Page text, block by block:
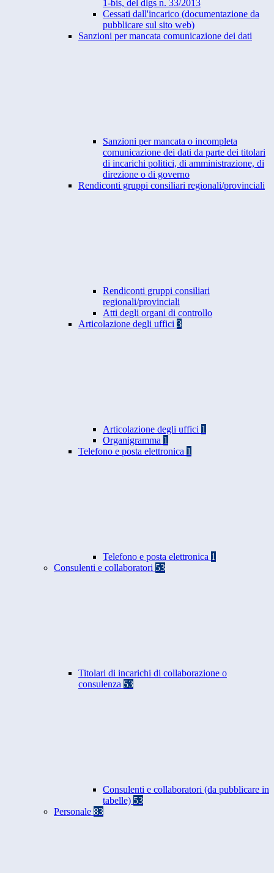
1-bis, del dlgs n. 33/2013
Cessati dall'incarico (documentazione da
pubblicare sul sito web)
Sanzioni per mancata comunicazione dei dati
Sanzioni per mancata o incompleta
comunicazione dei dati da parte dei titolari
di incarichi politici, di amministrazione, di
direzione o di governo
Rendiconti gruppi consiliari regionali/provinciali
Rendiconti gruppi consiliari
regionali/provinciali
Atti degli organi di controllo
Articolazione degli uffici 3
Articolazione degli uffici 1
Organigramma 1
Telefono e posta elettronica 1
Telefono e posta elettronica 1
Consulenti e collaboratori 53
Titolari di incarichi di collaborazione o
consulenza 53
Consulenti e collaboratori (da pubblicare in
tabelle) 53
Personale 83